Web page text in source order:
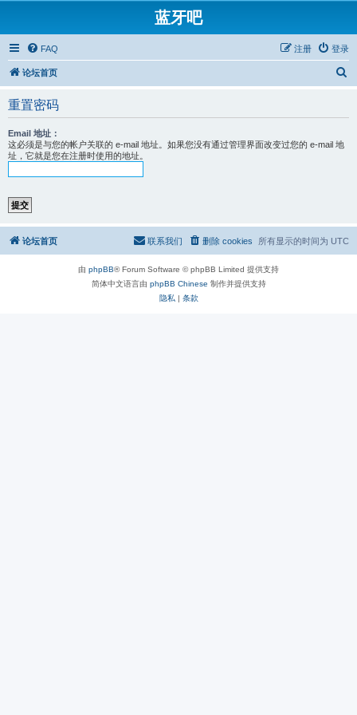
蓝牙吧
FAQ 登录
注册
论坛首页
重置密码
Email 地址：
这必须是与您的帐户关联的 e-mail 地址。如果您没有通过管理界面改变过您的 e-mail 地
址，它就是您在注册时使用的地址。
论坛首页 所有显示的时间为 UTC
删除 cookies
联系我们
由 phpBB® Forum Software © phpBB Limited 提供支持
简体中文语言由 phpBB Chinese 制作并提供支持
隐私 | 条款